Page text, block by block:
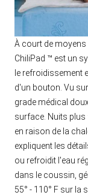
À court de moyens
ChiliPad ™ est un
le refroidissement
d'un bouton. Vu
grade médical
surface. Nuits plus
en raison de la
expliquent les
ou refroidit l'eau
dans le coussin,
55° - 110° F sur la